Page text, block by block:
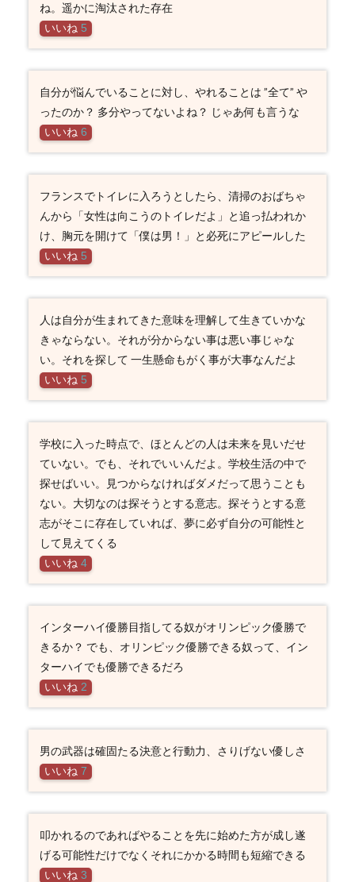
ね。遥かに淘汰された存在
いいね 5
自分が悩んでいることに対し、やれることは ”全て” や
ったのか？ 多分やってないよね？ じゃあ何も言うな
いいね 6
フランスでトイレに入ろうとしたら、清掃のおばちゃ
んから「女性は向こうのトイレだよ」と追っ払われか
け、胸元を開けて「僕は男！」と必死にアピールした
いいね 5
人は自分が生まれてきた意味を理解して生きていかな
きゃならない。それが分からない事は悪い事じゃな
い。それを探して 一生懸命もがく事が大事なんだよ
いいね 5
学校に入った時点で、ほとんどの人は未来を見いだせ
ていない。でも、それでいいんだよ。学校生活の中で
探せばいい。見つからなければダメだって思うことも
ない。大切なのは探そうとする意志。探そうとする意
志がそこに存在していれば、夢に必ず自分の可能性と
して見えてくる
いいね 4
インターハイ優勝目指してる奴がオリンピック優勝で
きるか？ でも、オリンピック優勝できる奴って、イン
ターハイでも優勝できるだろ
いいね 2
男の武器は確固たる決意と行動力、さりげない優しさ
いいね 7
叩かれるのであればやることを先に始めた方が成し遂
げる可能性だけでなくそれにかかる時間も短縮できる
いいね 3